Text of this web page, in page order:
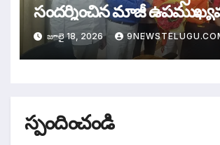
సందర్శించిన మాజీ
రాజన్నదొర
జూలై 18, 2026
స్పందించండి